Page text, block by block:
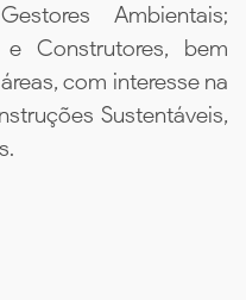
Ambientais;
e Construtores, bem
com interesse na
Sustentáveis,